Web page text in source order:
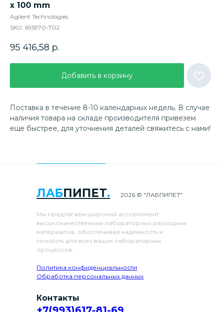
x 100 mm
Agilent Technologies
SKU: 695970-702
95 416,58 р.
Добавить в корзину
Поставка в течение 8-10 календарных недель. В случае
наличия товара на складе производителя привезем
еще быстрее, для уточнения деталей свяжитесь с нами!
ЛАБПИПЕТ.
Мы предлагаем широкий ассортимент
высококачественных лабораторных расходных
материалов, обеспечивая надежность и
точность для всех ваших лабораторных
процессов.
Политика конфиденциальности
Обработка персональных данных
2026 © "ЛАБПИПЕТ"
Контакты